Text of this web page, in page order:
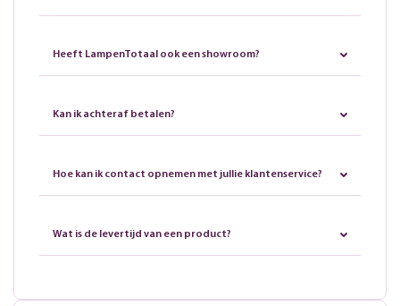
Heeft LampenTotaal ook een showroom?
Kan ik achteraf betalen?
Hoe kan ik contact opnemen met jullie klantenservice?
Wat is de levertijd van een product?